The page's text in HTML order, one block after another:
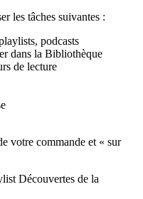
les tâches suivantes :
podcasts
dans la Bibliothèque
de lecture
votre commande et « sur
Découvertes de la